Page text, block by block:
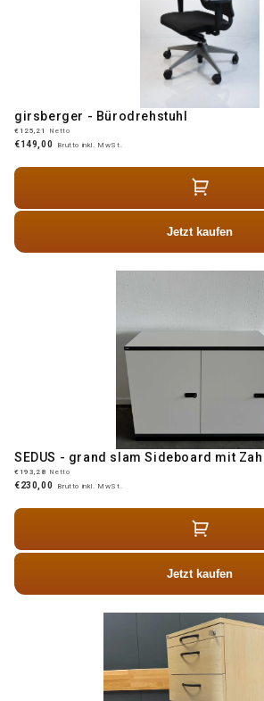
girsberger - Bürodrehstuhl
€125,21 Netto
€149,00 Brutto inkl. MwSt.
Jetzt kaufen
SEDUS - grand slam Sideboard mit
€193,28 Netto
€230,00 Brutto inkl. MwSt.
Jetzt kaufen